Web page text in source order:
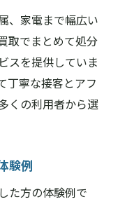
、家電まで幅広い
取でまとめて処分
スを提供していま
丁寧な接客とアフ
くの利用者から選
験例
た方の体験例で